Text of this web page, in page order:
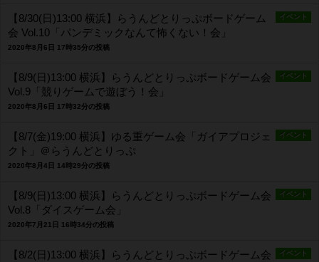
イベント
【8/30(日)13:00 横浜】らうんどとりっぷボードゲーム
会 Vol.10「パンデミックなんて怖くない！会」
2020年8月6日 17時35分の投稿
イベント
【8/9(日)13:00 横浜】らうんどとりっぷボードゲーム会
Vol.9「競りゲームで遊ぼう！会」
2020年8月6日 17時32分の投稿
イベント
【8/7(金)19:00 横浜】ゆる重ゲーム会「ガイアプロジェ
クト」＠らうんどとりっぷ
2020年8月4日 14時29分の投稿
イベント
【8/9(日)13:00 横浜】らうんどとりっぷボードゲーム会
Vol.8「ダイスゲーム会」
2020年7月21日 16時34分の投稿
イベント
【8/2(日)13:00 横浜】らうんどとりっぷボードゲーム会